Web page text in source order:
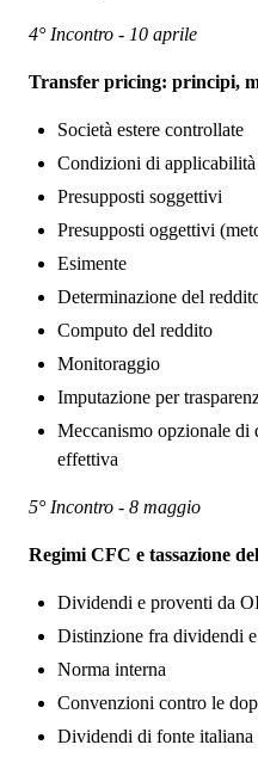
4° Incontro - 10 aprile
Transfer pricing: principi,
Società estere controllate
Condizioni di
Presupposti soggettivi
Presupposti oggettivi
Esimente
Determinazione del
Computo del reddito
Monitoraggio
Imputazione per
Meccanismo opzionale di
effettiva
5° Incontro - 8 maggio
Regimi CFC e tassazione
Dividendi e proventi da
Distinzione fra dividendi e
Norma interna
Convenzioni contro le
Dividendi di fonte italiana